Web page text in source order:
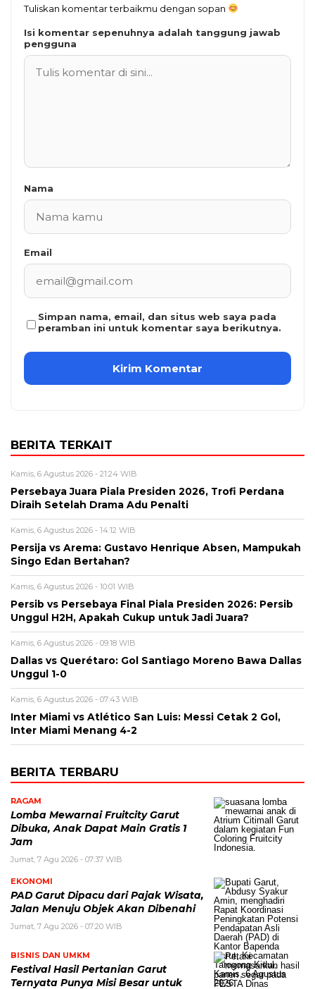
Tuliskan komentar terbaikmu dengan sopan
Isi komentar sepenuhnya adalah tanggung jawab
pengguna
Nama
Email
Simpan nama, email, dan situs web saya pada
peramban ini untuk komentar saya berikutnya.
BERITA TERKAIT
Kamis, 6 Agustus 2026 - 21:24 WIB
Persebaya Juara Piala Presiden 2026, Trofi Perdana
Diraih Setelah Drama Adu Penalti
Kamis, 6 Agustus 2026 - 14:12 WIB
Persija vs Arema: Gustavo Henrique Absen, Mampukah
Singo Edan Bertahan?
Kamis, 6 Agustus 2026 - 10:01 WIB
Persib vs Persebaya Final Piala Presiden 2026: Persib
Unggul H2H, Apakah Cukup untuk Jadi Juara?
Kamis, 6 Agustus 2026 - 09:18 WIB
Dallas vs Querétaro: Gol Santiago Moreno Bawa Dallas
Unggul 1-0
Kamis, 6 Agustus 2026 - 07:43 WIB
Inter Miami vs Atlético San Luis: Messi Cetak 2 Gol,
Inter Miami Menang 4-2
BERITA TERBARU
RAGAM
Lomba Mewarnai Fruitcity Garut
Dibuka, Anak Dapat Main Gratis 1
Jam
Jumat, 7 Agu 2026 - 07:37 WIB
EKONOMI
PAD Garut Dipacu dari Pajak Wisata,
Jalan Menuju Objek Akan Dibenahi
Jumat, 7 Agu 2026 - 07:20 WIB
BISNIS DAN UMKM
Festival Hasil Pertanian Garut
Ternyata Punya Misi Besar untuk